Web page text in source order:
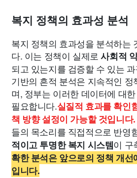
복지 정책의 효과성 분석
복지 정책의 효과성을 분석하는
다. 이는 정책이 실제로사회적
되고 있는지를 검증할 수 있는
기반의 흔적 분석은 지속적인 정
며, 정부는 이러한 데이터에 대
필요합니다.실질적 효과를 확인
책 방향 설정이 가능할 것입니다.
들의 목소리를 직접적으로 반영
적이고 투명한 복지 시스템이 구
확한 분석은 앞으로의 정책 개선
입니다.